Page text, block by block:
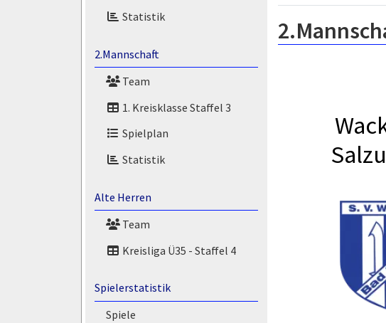
Statistik
2.Mannschaft
Team
1. Kreisklasse Staffel 3
Spielplan
Statistik
Alte Herren
Team
Kreisliga Ü35 - Staffel 4
Spielerstatistik
Spiele